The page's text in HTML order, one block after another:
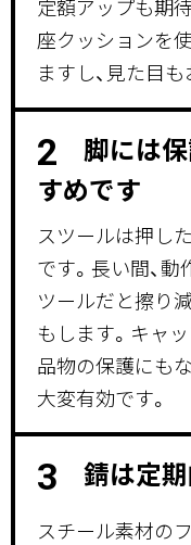
定額アップも期
座クッションを
ますし、見た目
2
脚には
すめです
スツールは押し
です。長い間、
ツールだと擦り
もします。キャ
品物の保護にも
大変有効です。
3 錆は定
スチール素材の